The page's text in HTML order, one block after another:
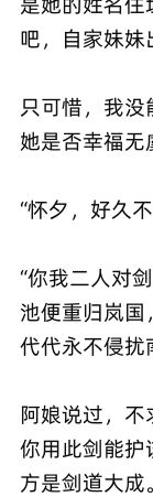
吧，自家妹妹
只可惜，我
她是否幸福无
“怀夕，好久
“你我二人对
池便重归岚
代代永不侵扰
阿娘说过，
你用此剑能护
方是剑道大成。